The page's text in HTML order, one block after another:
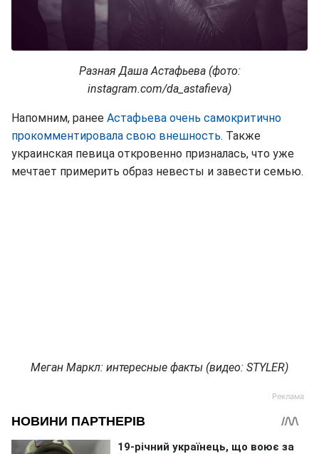
Разная Даша Астафьева (фото:
instagram.com/da_astafieva)
Напомним, ранее Астафьева очень самокритично
прокомментировала свою внешность. Также
украинская певица откровенно призналась, что уже
мечтает примерить образ невесты и завести семью.
Меган Маркл: интересные факты (видео: STYLER)